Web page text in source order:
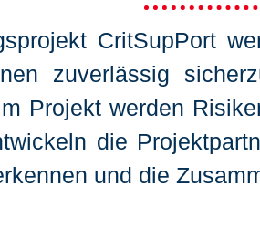
CritSupPort
zuverlässig
Projekt werden
die
und die